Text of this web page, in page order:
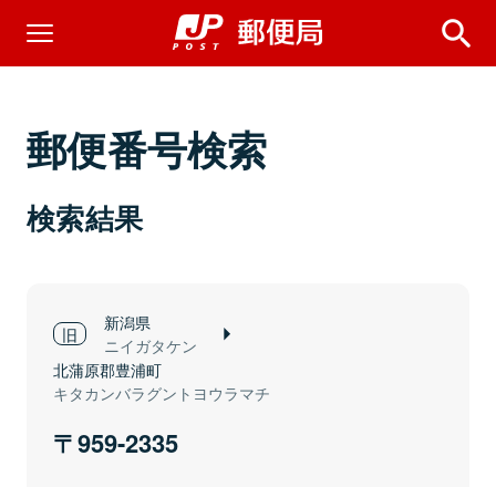
郵便番号検索
検索結果
新潟県
ニイガタケン
北蒲原郡豊浦町
キタカンバラグントヨウラマチ
959-2335